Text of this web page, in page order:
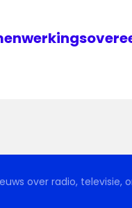
over radio, televisie,